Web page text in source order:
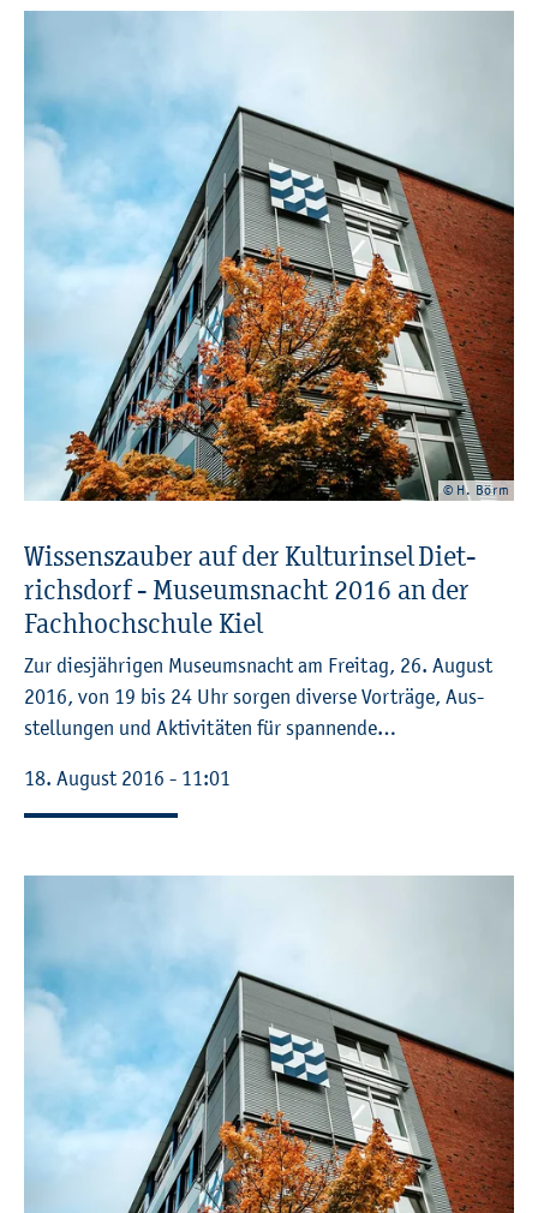
© H. Börm
Wis­sens­zau­ber auf der Kul­tur­in­sel Diet­
richs­dorf - Mu­se­ums­nacht 2016 an der
Fach­hoch­schu­le Kiel
Zur dies­jäh­ri­gen Mu­se­ums­nacht am Frei­tag, 26. Au­gust
2016, von 19 bis 24 Uhr sor­gen di­ver­se Vor­trä­ge, Aus­
stel­lun­gen und Ak­ti­vi­tä­ten für span­nen­de…
18. Au­gust 2016 - 11:01